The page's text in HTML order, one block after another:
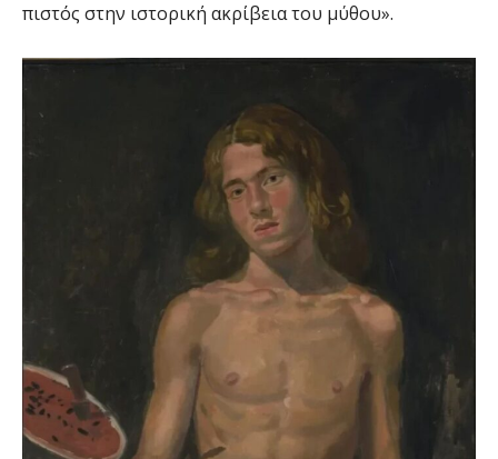
πιστός στην ιστορική ακρίβεια του μύθου».